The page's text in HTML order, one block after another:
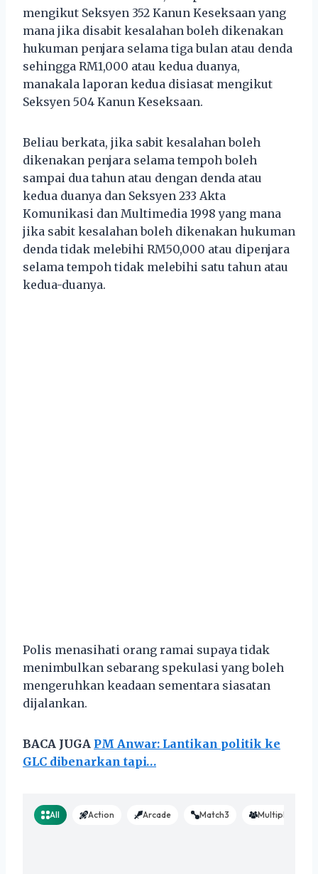
mengikut Seksyen 352 Kanun Keseksaan yang
mana jika disabit kesalahan boleh dikenakan
hukuman penjara selama tiga bulan atau denda
sehingga RM1,000 atau kedua duanya,
manakala laporan kedua disiasat mengikut
Seksyen 504 Kanun Keseksaan.
Beliau berkata, jika sabit kesalahan boleh
dikenakan penjara selama tempoh boleh
sampai dua tahun atau dengan denda atau
kedua duanya dan Seksyen 233 Akta
Komunikasi dan Multimedia 1998 yang mana
jika sabit kesalahan boleh dikenakan hukuman
denda tidak melebihi RM50,000 atau dipenjara
selama tempoh tidak melebihi satu tahun atau
kedua-duanya.
Polis menasihati orang ramai supaya tidak
menimbulkan sebarang spekulasi yang boleh
mengeruhkan keadaan sementara siasatan
dijalankan.
BACA JUGA PM Anwar: Lantikan politik ke
GLC dibenarkan tapi…